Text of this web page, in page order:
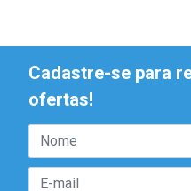
Cadastre-se para
ofertas!